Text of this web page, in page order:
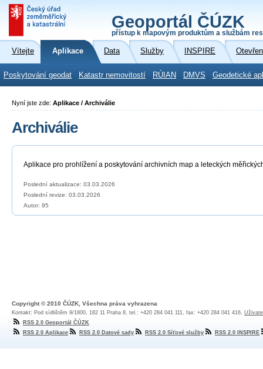
Geoportál ČÚZK
přístup k mapovým produktům a službám
Vítejte Aplikace Data Služby INSPIRE
Poskytování geodat Katastr nemovitostí RÚIAN DMVS Geodetické
Nyní jste zde: Aplikace / Archiválie
Archiválie
Aplikace pro prohlížení a poskytování archivních map a leteckých
Poslední aktualizace: 03.03.2026
Poslední revize: 03.03.2026
Autor: 95
Copyright © 2010 ČÚZK, Všechna práva vyhrazena
Kontakt: Pod sídlištěm 9/1800, 182 11 Praha 8, tel.: +420 284 041 111, fax: +420 284 041 416,
RSS 2.0 Geoportál ČÚZK
RSS 2.0 Aplikace
RSS 2.0 Datové sady RSS 2.0 Síťové služby RSS 2.0 INSPIRE